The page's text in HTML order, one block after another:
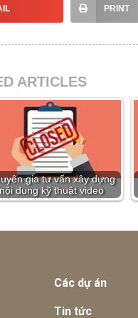
PRINT
ARTICLES
gia tư vấn xây dựng
nội dung kỹ thuật video
Các dự án
Tin tức